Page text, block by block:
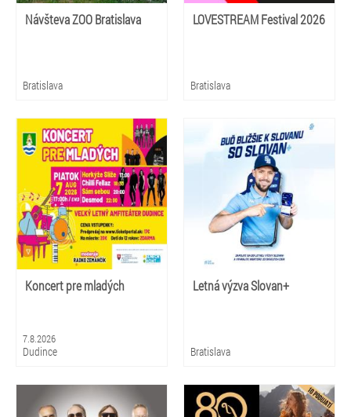
Návšteva ZOO Bratislava
Bratislava
LOVESTREAM Festival 2026
Bratislava
Koncert pre mladých
7.8.2026
Dudince
Letná výzva Slovan+
Bratislava